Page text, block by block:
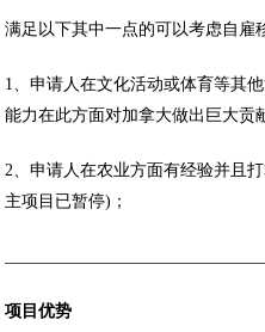
满足以下其中一点的可以考虑自雇
1、申请人在文化活动或体育等其
能力在此方面对加拿大做出巨大贡
2、申请人在农业方面有经验并且
主项目已暂停)；
项目优势